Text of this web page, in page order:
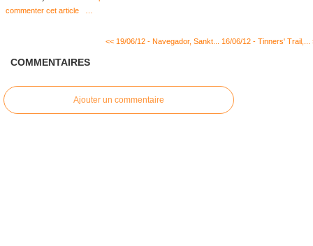
commenter cet article
<< 19/06/12 - Navegador, Sankt... 16/06/12 - Tinners' Trail,...
COMMENTAIRES
Ajouter un commentaire